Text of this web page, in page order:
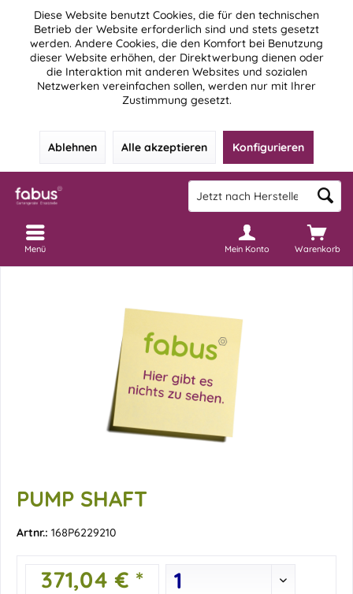
Diese Website benutzt Cookies, die für den technischen
Betrieb der Website erforderlich sind und stets gesetzt
werden. Andere Cookies, die den Komfort bei Benutzung
dieser Website erhöhen, der Direktwerbung dienen oder
die Interaktion mit anderen Websites und sozialen
Netzwerken vereinfachen sollen, werden nur mit Ihrer
Zustimmung gesetzt.
Ablehnen Alle akzeptieren Konfigurieren
Warenkorb
Mein Konto
Menü
PUMP SHAFT
Artnr.: 168P6229210
371,04 € *